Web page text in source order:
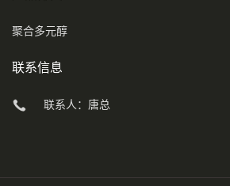
聚合多元醇
联系信息
联系人：唐总